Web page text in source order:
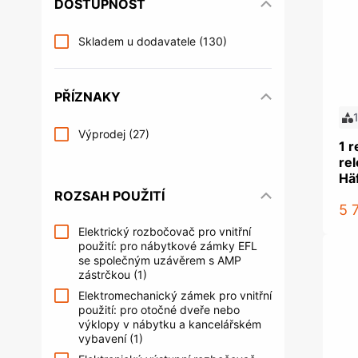
Věšáky na šaty a věšáky do šatních
Postelová kování
Multimediální archiv
Nábytkové
Trezory a
polic
Spojovací kování
Podpěrky polic a konzole
Kování
Akustická
do kuchyně
Řízení kontroly vstupu
DOSTUPNOST
Skladem u dodavatele (130)
PŘÍZNAKY
Výprodej (27)
ROZSAH POUŽITÍ
Elektrický rozbočovač pro vnitřní
použití: pro nábytkové zámky EFL
se společným uzávěrem s AMP
zástrčkou (1)
Elektromechanický zámek pro vnitřní
použití: pro otočné dveře nebo
výklopy v nábytku a kancelářském
vybavení(1)
1
5